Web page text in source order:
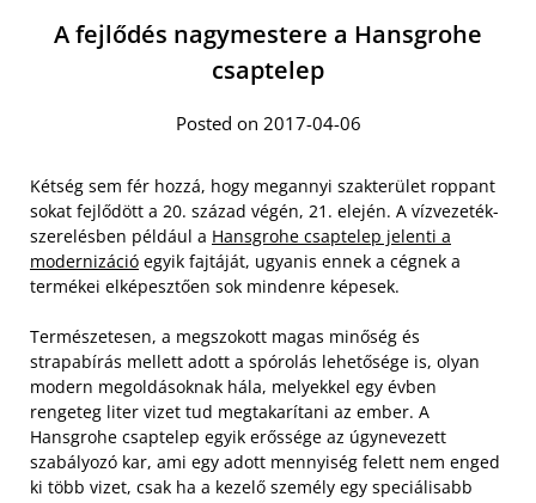
A fejlődés nagymestere a Hansgrohe
csaptelep
Posted on 2017-04-06
Kétség sem fér hozzá, hogy megannyi szakterület roppant
sokat fejlődött a 20. század végén, 21. elején. A vízvezeték-
szerelésben például a Hansgrohe csaptelep jelenti a
modernizáció egyik fajtáját, ugyanis ennek a cégnek a
termékei elképesztően sok mindenre képesek.
Természetesen, a megszokott magas minőség és
strapabírás mellett adott a spórolás lehetősége is, olyan
modern megoldásoknak hála, melyekkel egy évben
rengeteg liter vizet tud megtakarítani az ember. A
Hansgrohe csaptelep egyik erőssége az úgynevezett
szabályozó kar, ami egy adott mennyiség felett nem enged
ki több vizet, csak ha a kezelő személy egy speciálisabb